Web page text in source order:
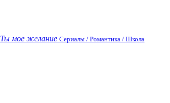
Ты мое желание Сериалы / Романтика / Школа